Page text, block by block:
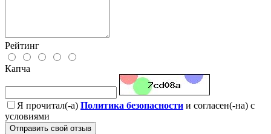
Рейтинг
Капча
Я прочитал(-а) Политика безопасности и согласен(-на) с
условиями
Отправить свой отзыв